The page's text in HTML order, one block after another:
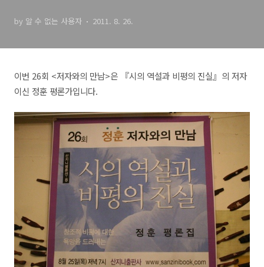
by 알 수 없는 사용자 2011. 8. 26.
이번 26회 <저자와의 만남>은 『시의 역설과 비평의 진실』의 저자
이신 정훈 평론가입니다.